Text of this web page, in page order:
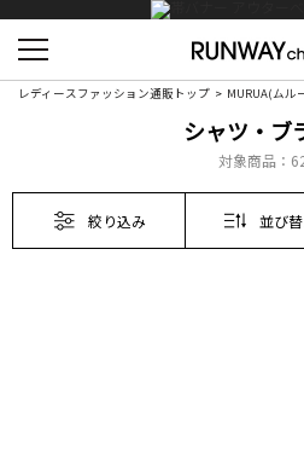
レディースファッション通販トップ MURUA(ムル
シャツ・ブ
対象商品：
絞り込み 並び替